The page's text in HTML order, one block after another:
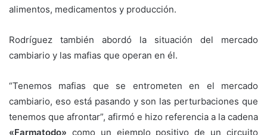
alimentos, medicamentos y producción.
Rodríguez también abordó la situación del mercado
cambiario y las mafias que operan en él.
“Tenemos mafias que se entrometen en el mercado
cambiario, eso está pasando y son las perturbaciones que
tenemos que afrontar”, afirmó e hizo referencia a la cadena
«Farmatodo» como un ejemplo positivo de un circuito